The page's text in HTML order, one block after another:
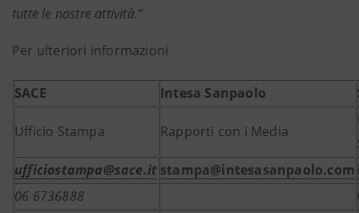
tutte le nostre attività.”
Per ulteriori informazioni
SACE Intesa Sanpaolo
Ufficio Stampa Rapporti con i Media
ufficiostampa@sace.it stampa@intesasanpaolo.com
06 6736888